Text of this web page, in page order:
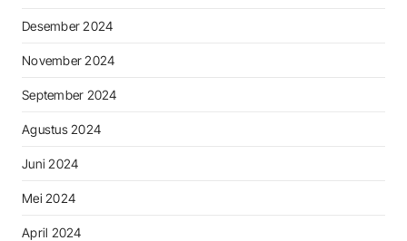
Desember 2024
November 2024
September 2024
Agustus 2024
Juni 2024
Mei 2024
April 2024